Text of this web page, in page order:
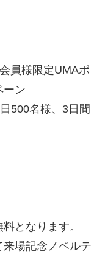
員様限定UMAポ
ーン
500名様、3日間
となります。
来場記念ノベルテ